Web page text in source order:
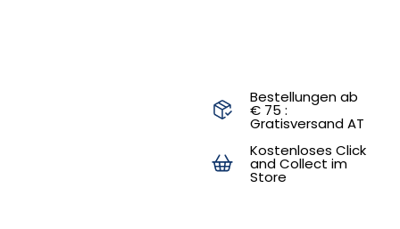
Bestellungen ab
€ 75 :
Gratisversand AT
Kostenloses Click
and Collect im
Store